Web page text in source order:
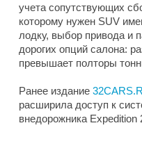
учета сопутствующих
которому нужен SUV
лодку, выбор привода и
дорогих опций салона:
превышает полторы
Ранее издание
расширила доступ к
внедорожника Expedition